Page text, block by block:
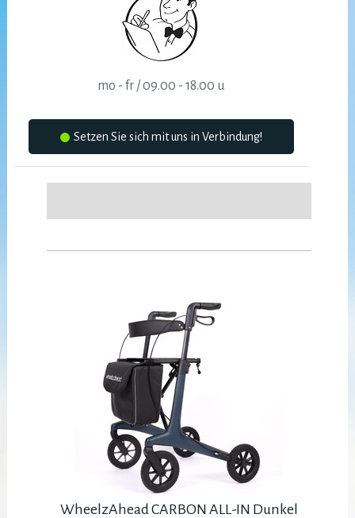
mo - fr / 09.00 - 18.00 u
Setzen Sie sich mit uns in Verbindung!
WheelzAhead CARBON ALL-IN Dunkel